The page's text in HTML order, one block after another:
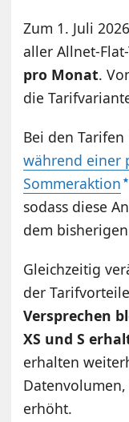
Zum 1. Juli
aller Allnet-
pro Monat.
die
Bei den
während einer
Sommeraktion
sodass diese
dem
Gleichzeitig
der
Versprechen
XS und S
erhalten
erhöht.